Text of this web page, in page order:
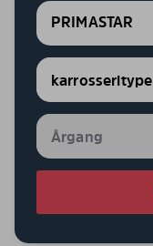
PRIMASTAR